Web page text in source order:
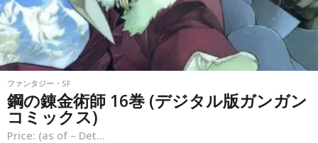
ファンタジー・SF
鋼の錬金術師 16巻 (デジタル版ガンガン
コミックス)
Price: (as of – Det...